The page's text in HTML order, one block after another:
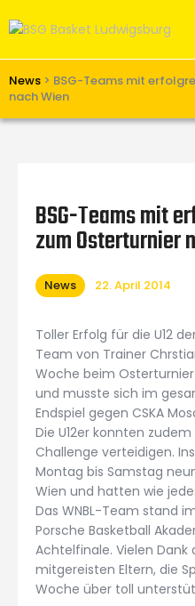
News > BSG-Teams mit
nach Wien
Verein
Teams W
Unterstützen
Links
BSG-Teams mit
zum Osterturnier
News 22. April 2014
Toller Erfolg für die U12
Team von Trainer
Woche beim
und musste sich im
Endspiel gegen CSKA
Die U12er konnten
Challenge verteidigen.
Montag bis Samstag
Wien und hatten wie
Das WNBL-Team stand
Porsche Basketball
Achtelfinale. Vielen Dank
mitgereisten Eltern, die
Woche über toll